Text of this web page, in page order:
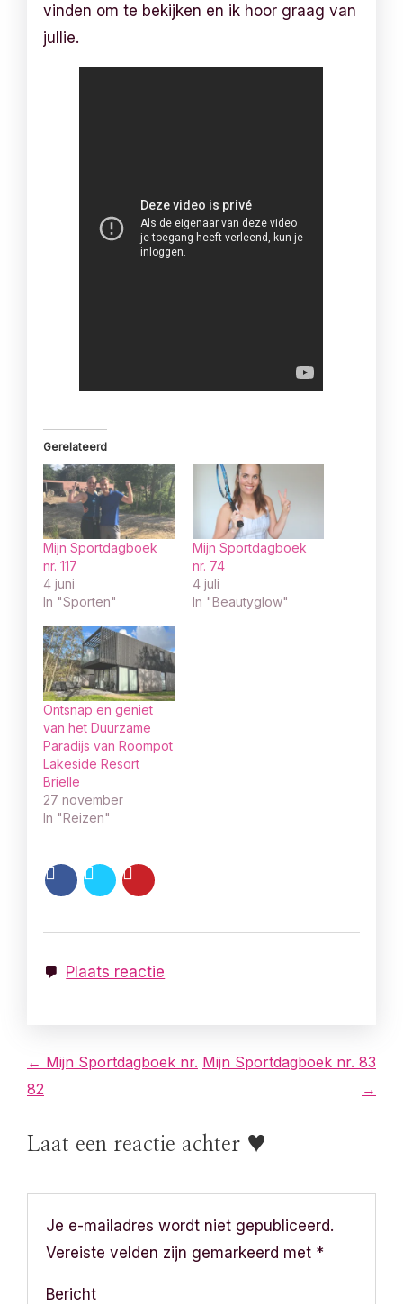
vinden om te bekijken en ik hoor graag van
jullie.
Gerelateerd
Mijn Sportdagboek
nr. 117
4 juni
In "Sporten"
Mijn Sportdagboek
nr. 74
4 juli
In "Beautyglow"
Ontsnap en geniet
van het Duurzame
Paradijs van Roompot
Lakeside Resort
Brielle
27 november
In "Reizen"
Plaats reactie
B
e
r
← Mijn Sportdagboek nr.
82
Mijn Sportdagboek nr. 83
→
Laat een reactie achter ♥
Je e-mailadres wordt niet gepubliceerd.
Vereiste velden zijn gemarkeerd met *
Bericht